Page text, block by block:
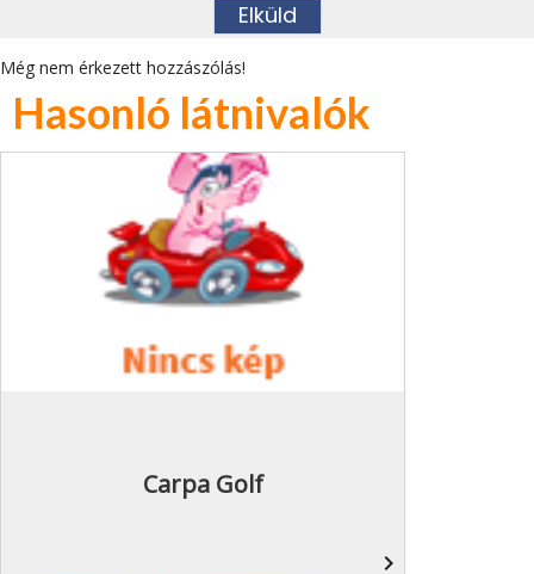
Még nem érkezett hozzászólás!
Hasonló látnivalók
Carpa Golf
navigate_next